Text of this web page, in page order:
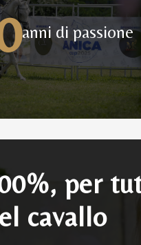
anni di passione
per
cavallo